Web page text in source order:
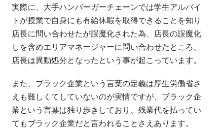
実際に、大手ハンバーガーチェーンでは学生アルバイ
トが授業で自身にも有給休暇を取得できることを知り
店長に問い合わせたが誤魔化された為、店長の誤魔化
しを含めエリアマネージャーに問い合わせたところ、
店長は異動処分となったという事が起こっています。
また、ブラック企業という言葉の定義は厚生労働省さ
えも難しくてしていないのが実情ですが、ブラック企
業という言葉は独り歩きしており、残業代を払ってい
てもブラック企業だと言われることさえあります。